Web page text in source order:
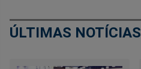
ÚLTIMAS NOTÍCIAS